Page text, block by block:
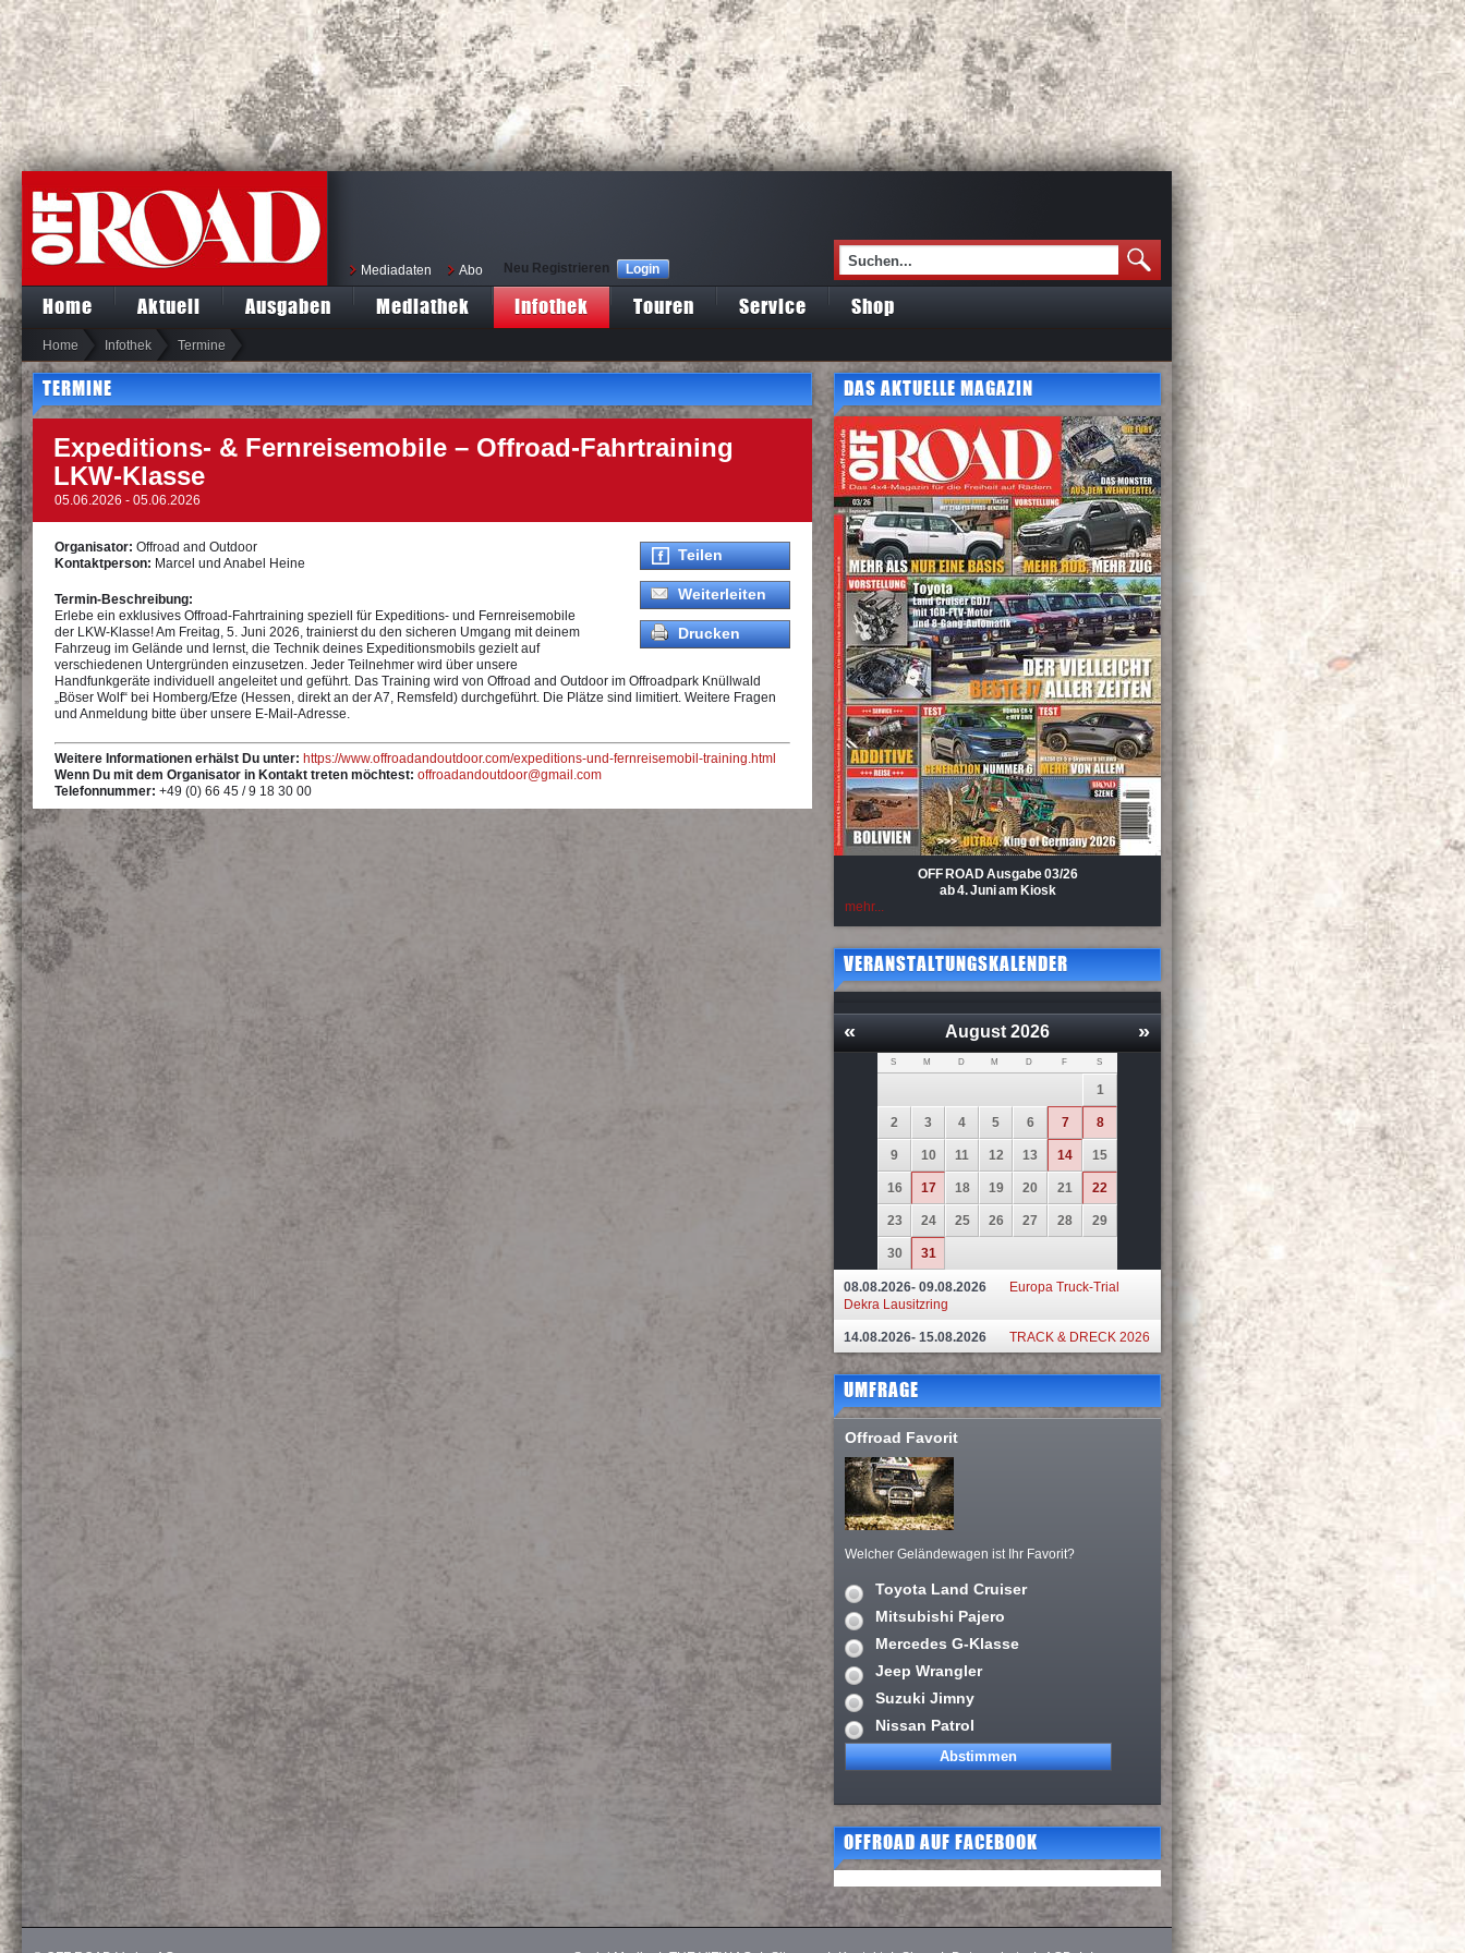
Mediadaten Abo Neu Registrieren Login
Home Aktuell Ausgaben Mediathek Infothek Touren Service Shop
Home Infothek Termine
TERMINE
Expeditions- & Fernreisemobile – Offroad-Fahrtraining
LKW-Klasse
05.06.2026 - 05.06.2026
Teilen
Weiterleiten
Drucken
Organisator: Offroad and Outdoor
Kontaktperson: Marcel und Anabel Heine
Termin-Beschreibung:
Erlebe ein exklusives Offroad-Fahrtraining speziell für Expeditions- und Fernreisemobile
der LKW-Klasse! Am Freitag, 5. Juni 2026, trainierst du den sicheren Umgang mit deinem
Fahrzeug im Gelände und lernst, die Technik deines Expeditionsmobils gezielt auf
verschiedenen Untergründen einzusetzen. Jeder Teilnehmer wird über unsere
Handfunkgeräte individuell angeleitet und geführt. Das Training wird von Offroad and Outdoor im Offroadpark Knüllwald
„Böser Wolf“ bei Homberg/Efze (Hessen, direkt an der A7, Remsfeld) durchgeführt. Die Plätze sind limitiert. Weitere Fragen
und Anmeldung bitte über unsere E-Mail-Adresse.
Weitere Informationen erhälst Du unter: https://www.offroadandoutdoor.com/expeditions-und-fernreisemobil-training.html
Wenn Du mit dem Organisator in Kontakt treten möchtest: offroadandoutdoor@gmail.com
Telefonnummer: +49 (0) 66 45 / 9 18 30 00
DAS AKTUELLE MAGAZIN
OFF ROAD Ausgabe 03/26
ab 4. Juni am Kiosk
mehr...
VERANSTALTUNGSKALENDER
« »
August 2026
S M D M D F S
1
2 3 4 5 6 7 8
9 10 11 12 13 14 15
16 17 18 19 20 21 22
23 24 25 26 27 28 29
30 31
08.08.2026- 09.08.2026
Europa Truck-Trial
Dekra Lausitzring
14.08.2026- 15.08.2026 TRACK & DRECK 2026
UMFRAGE
Offroad Favorit
Welcher Geländewagen ist Ihr Favorit?
Toyota Land Cruiser
Mitsubishi Pajero
Mercedes G-Klasse
Jeep Wrangler
Suzuki Jimny
Nissan Patrol
OFFROAD AUF FACEBOOK